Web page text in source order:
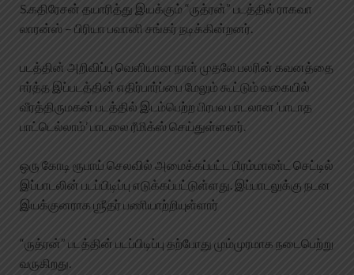
S.கதிரேசன் தயாரித்து இயக்கும் “ருத்ரன்” படத்தில் ராகவா
லாரன்ஸ் – பிரியா பவானி சங்கர் நடிக்கின்றனர்.
படத்தின் அறிவிப்பு வெளியான நாள் முதலே பலரின் கவனத்தை
ஈர்த்த இப்படத்தின் எதிர்பார்ப்பை மேலும் கூட்டும் வகையில்
வீரத்திருமகன் படத்தில் இடம்பெற்ற பிரபல பாடலான ‘பாடாத
பாட்டெல்லாம்’ பாடலை ரீமிக்ஸ் செய்துள்ளனர்.
ஒரு கோடி ரூபாய் செலவில் அமைக்கப்பட்ட பிரம்மாண்ட செட்டில்
இப்பாடலின் படப்பிடிப்பு எடுக்கப்பட்டுள்ளது. இப்பாடலுக்கு நடன
இயக்குனராக ஶ்ரீதர் பணியாற்றியுள்ளார்
“ருத்ரன்” படத்தின் படப்பிடிப்பு தற்போது மும்முரமாக நடைபெற்று
வருகிறது.